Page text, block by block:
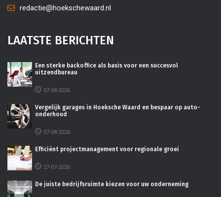
redactie@hoekschewaard.nl
LAATSTE BERICHTEN
Een sterke backoffice als basis voor een succesvol
uitzendbureau
07-08-2026
Vergelijk garages in Hoeksche Waard en bespaar op auto-
onderhoud
07-08-2026
Efficiënt projectmanagement voor regionale groei
27-07-2026
De juiste bedrijfsruimte kiezen voor uw onderneming